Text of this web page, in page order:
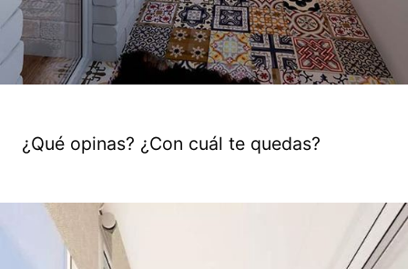
¿Qué opinas? ¿Con cuál te quedas?